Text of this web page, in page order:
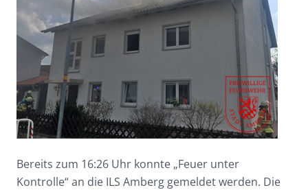
Bereits zum 16:26 Uhr konnte „Feuer unter
Kontrolle“ an die ILS Amberg gemeldet werden. Die